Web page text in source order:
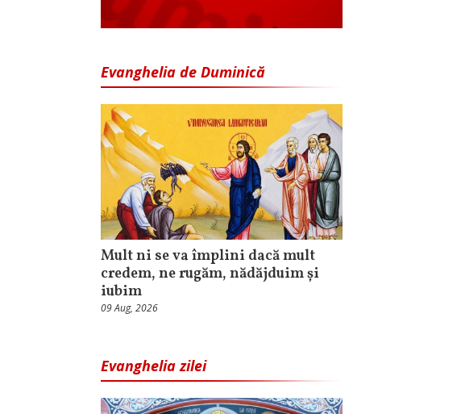
Evanghelia de Duminică
Mult ni se va împlini dacă mult
credem, ne rugăm, nădăjduim și
iubim
09 Aug, 2026
Evanghelia zilei